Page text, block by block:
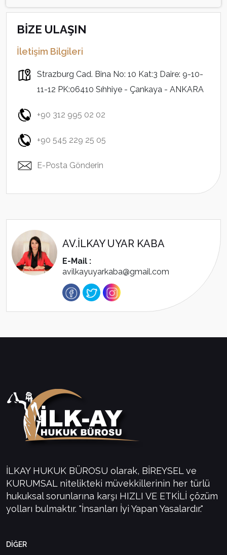
BİZE ULAŞIN
İletişim Bilgileri
Strazburg Cad. Bina No: 10 Kat:3 Daire: 9-10-
11-12 PK:06410 Sıhhiye - Çankaya - ANKARA
+90 312 995 02 02
+90 545 229 25 05
E-Posta Gönderin
AV.İLKAY UYAR KABA
E-Mail :
avilkayuyarkaba@gmail.com
İLKAY HUKUK BÜROSU olarak, BİREYSEL ve
KURUMSAL nitelikteki müvekkillerinin her türlü
hukuksal sorunlarına karşı HIZLI VE ETKİLİ çözüm
yolları bulmaktır. "İnsanları İyi Yapan Yasalardır."
DİĞER